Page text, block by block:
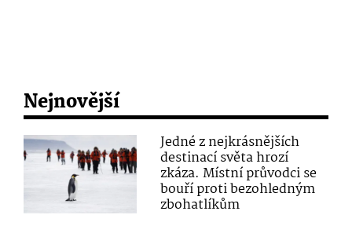
Nejnovější
Jedné z nejkrásnějších
destinací světa hrozí
zkáza. Místní průvodci se
bouří proti bezohledným
zbohatlíkům